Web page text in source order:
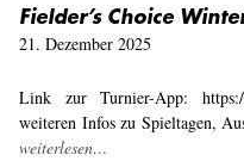
Fielder’s Choice
21. Dezember 2025
Link zur Turnier-App:
weiteren Infos zu Spieltagen,
weiterlesen…